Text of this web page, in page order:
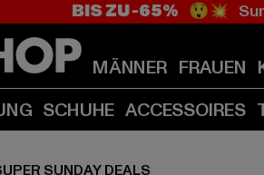
BIS ZU -65% 😲💥
MÄNNER FRAUEN
SCHUHE ACCESSOIRES
SUNDAY DEALS